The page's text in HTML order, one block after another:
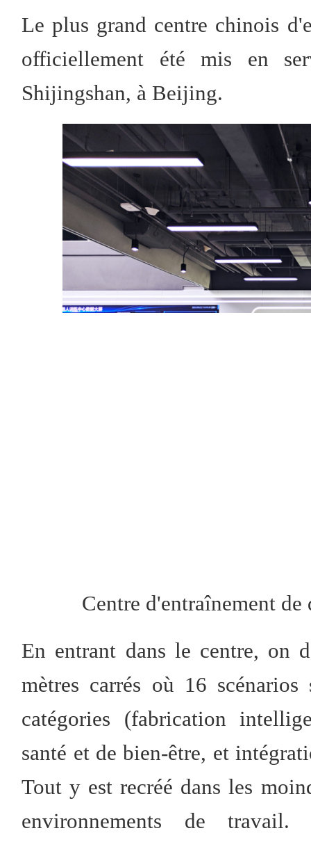
Le plus grand centre chinois
officiellement été mis en
Shijingshan, à Beijing.
Centre d'entraînement
En entrant dans le centre, on
mètres carrés où 16
catégories (fabrication
santé et de bien-être, et
Tout y est recréé dans les
environnements de